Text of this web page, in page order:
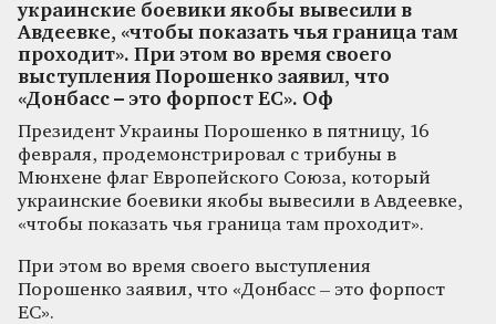
украинские боевики якобы вывесили в
Авдеевке, «чтобы показать чья граница там
проходит». При этом во время своего
выступления Порошенко заявил, что
«Донбасс – это форпост ЕС». Оф
Президент Украины Порошенко в пятницу, 16
февраля, продемонстрировал с трибуны в
Мюнхене флаг Европейского Союза, который
украинские боевики якобы вывесили в Авдеевке,
«чтобы показать чья граница там проходит».
При этом во время своего выступления
Порошенко заявил, что «Донбасс – это форпост
ЕС».